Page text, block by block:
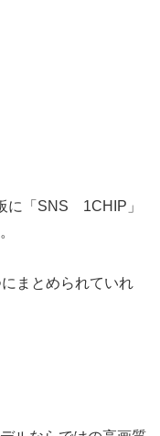
に「SNS 1CHIP」
まとめられていれ